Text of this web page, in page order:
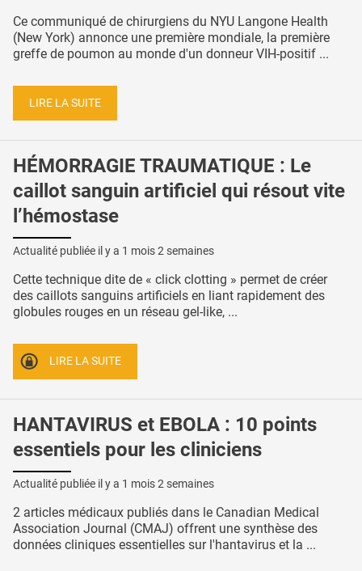
Ce communiqué de chirurgiens du NYU Langone Health
(New York) annonce une première mondiale, la première
greffe de poumon au monde d'un donneur VIH-positif ...
LIRE LA SUITE
HÉMORRAGIE TRAUMATIQUE : Le
caillot sanguin artificiel qui résout vite
l’hémostase
Actualité publiée il y a 1 mois 2 semaines
Cette technique dite de « click clotting » permet de créer
des caillots sanguins artificiels en liant rapidement des
globules rouges en un réseau gel-like, ...
LIRE LA SUITE
HANTAVIRUS et EBOLA : 10 points
essentiels pour les cliniciens
Actualité publiée il y a 1 mois 2 semaines
2 articles médicaux publiés dans le Canadian Medical
Association Journal (CMAJ) offrent une synthèse des
données cliniques essentielles sur l'hantavirus et la ...